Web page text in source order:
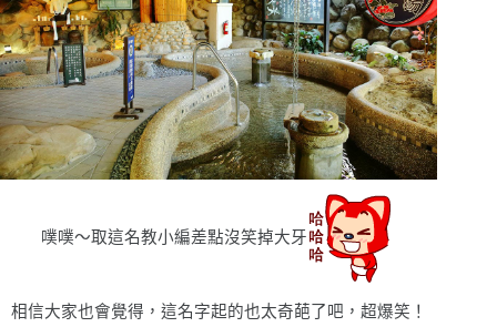
噗噗〜取這名教小編差點沒笑掉大牙
相信大家也會覺得，這名字起的也太奇葩了吧，超爆笑！